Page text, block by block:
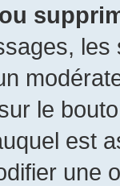
le
est
une